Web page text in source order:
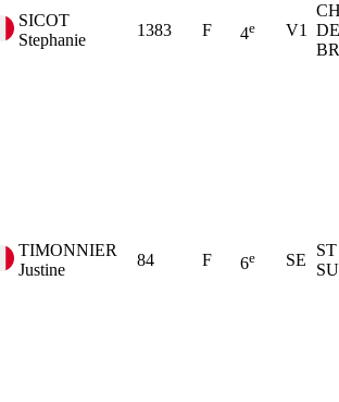
SICOT
Stephanie
1383 F 4e V1
DE
TIMONNIER
Justine
84 F 6e SE